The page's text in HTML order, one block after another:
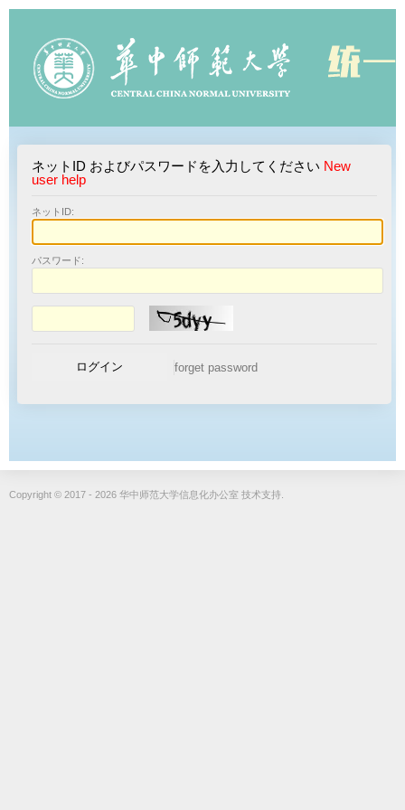
ネットID およびパスワードを入力してください New
user help
ネットID:
パスワード:
Copyright © 2017 - 2026 华中师范大学信息化办公室 技术支持.